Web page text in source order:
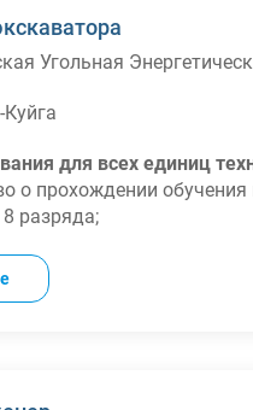
Угольная
Куйга
для всех единиц
о прохождении
разряда;
3 или 4 группы
него достаточно
удостоверение